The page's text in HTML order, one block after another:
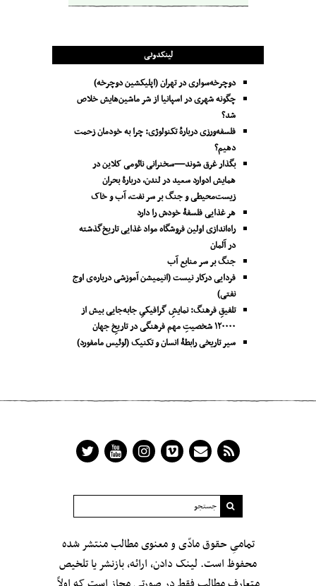
لینکدونی
دوچرخه‌سواری در تهران (اپلیکشین دوچرخه)
چگونه شهری در اسپانیا از شر ماشین‌هایش خلاص
شد؟
فلسفه‌ورزی دربارهٔ تکنولوژی: چرا به خودمان زحمت
دهیم؟
بگذار غرق شوند—سخنرانی نائومی کلاین در
همایش ادوارد سعید در لندن، دربارۀ بحران
زیست‌محیطی و جنگ بر سر نفت، آب و خاک
هر غذایی فلسفۀ خودش را دارد
راه‌اندازی اولین فروشگاه مواد غذایی تاریخ‌گذشته
در آلمان
جنگ بر سر منابع آب
فردایی درکار نیست (انیمیشن آموزشی درباره‌ی اوج
نفتی)
تلفیقِ فرهنگ: نمایشِ گرافیکیِ جا‌به‌جایی بیش از
۱۲۰۰۰۰ شخصیتِ مهم فرهنگی در تاریخِ جهان
سیر تاریخی رابطۀ انسان و تکنیک (لوئیس مامفورد)
تمامیِ حقوق مادّی و معنوی مطالب منتشر شده
محفوظ است. لینک دادن، ارائه، بازنشر یا تلخیص